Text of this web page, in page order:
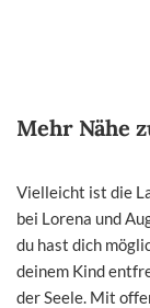
Mehr Nähe
Vielleicht ist die
bei Lorena und
du hast dich
deinem Kind
der Seele. Mit